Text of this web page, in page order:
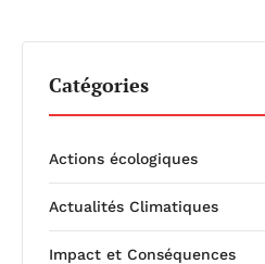
Catégories
Actions écologiques
Actualités Climatiques
Impact et Conséquences